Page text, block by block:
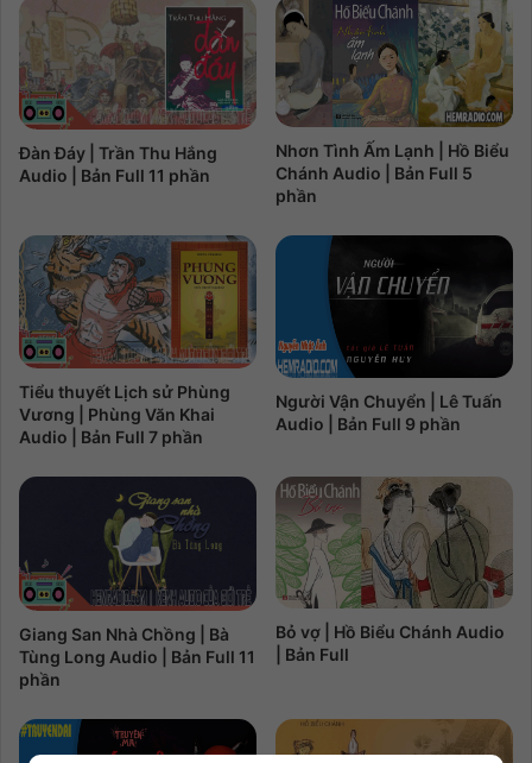
Đàn Đáy | Trần Thu Hắng
Audio | Bản Full 11 phần
Nhơn Tình Ấm Lạnh | Hồ Biểu
Chánh Audio | Bản Full 5
phần
Tiểu thuyết Lịch sử Phùng
Vương | Phùng Văn Khai
Audio | Bản Full 7 phần
Người Vận Chuyển | Lê Tuấn
Audio | Bản Full 9 phần
Giang San Nhà Chồng | Bà
Tùng Long Audio | Bản Full 11
phần
Bỏ vợ | Hồ Biểu Chánh Audio
| Bản Full